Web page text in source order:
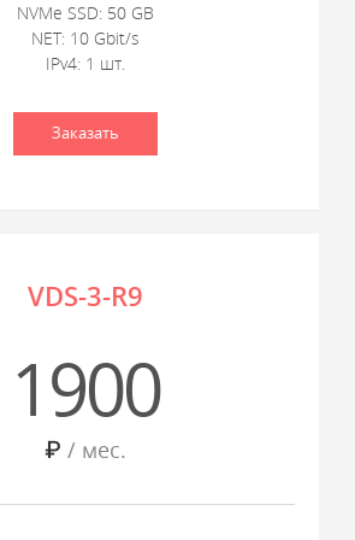
NVMe SSD: 50 GB
NET: 10 Gbit/s
IPv4: 1 шт.
Заказать
VDS-3-R9
1900
₽ / мес.